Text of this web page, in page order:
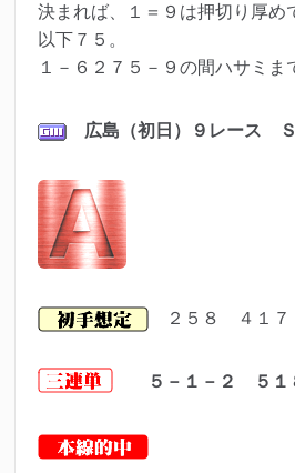
決まれば、１＝９は押切り厚め
以下７５。
１－６２７５－９の間ハサミま
広島（初日）９レース
２５８ ４１７
５－１－２ ５１